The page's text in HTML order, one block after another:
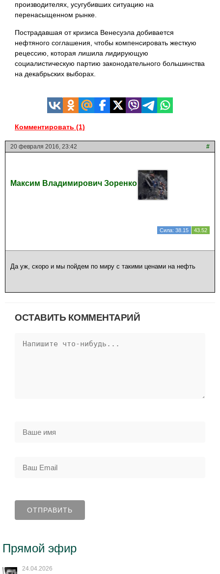
производителях, усугубивших ситуацию на
перенасыщенном рынке.
Пострадавшая от кризиса Венесуэла добивается
нефтяного соглашения, чтобы компенсировать жесткую
рецессию, которая лишила лидирующую
социалистическую партию законодательного большинства
на декабрьских выборах.
Комментировать (1)
20 февраля 2016, 23:42 #
Максим Владимирович Зоренко
Сила: 38.15 43.52
Да уж, скоро и мы пойдем по миру с такими ценами на нефть
ОСТАВИТЬ КОММЕНТАРИЙ
Прямой эфир
24.04.2026